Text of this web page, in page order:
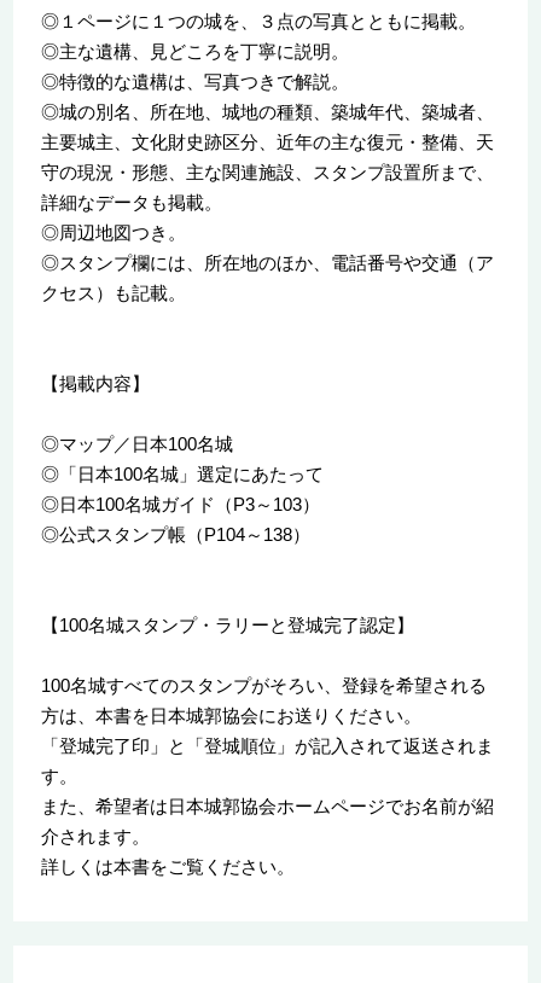
◎１ページに１つの城を、３点の写真とともに掲載。
◎主な遺構、見どころを丁寧に説明。
◎特徴的な遺構は、写真つきで解説。
◎城の別名、所在地、城地の種類、築城年代、築城者、
主要城主、文化財史跡区分、近年の主な復元・整備、天
守の現況・形態、主な関連施設、スタンプ設置所まで、
詳細なデータも掲載。
◎周辺地図つき。
◎スタンプ欄には、所在地のほか、電話番号や交通（ア
クセス）も記載。
【掲載内容】
◎マップ／日本100名城
◎「日本100名城」選定にあたって
◎日本100名城ガイド（P3～103）
◎公式スタンプ帳（P104～138）
【100名城スタンプ・ラリーと登城完了認定】
100名城すべてのスタンプがそろい、登録を希望される
方は、本書を日本城郭協会にお送りください。
「登城完了印」と「登城順位」が記入されて返送されま
す。
また、希望者は日本城郭協会ホームページでお名前が紹
介されます。
詳しくは本書をご覧ください。